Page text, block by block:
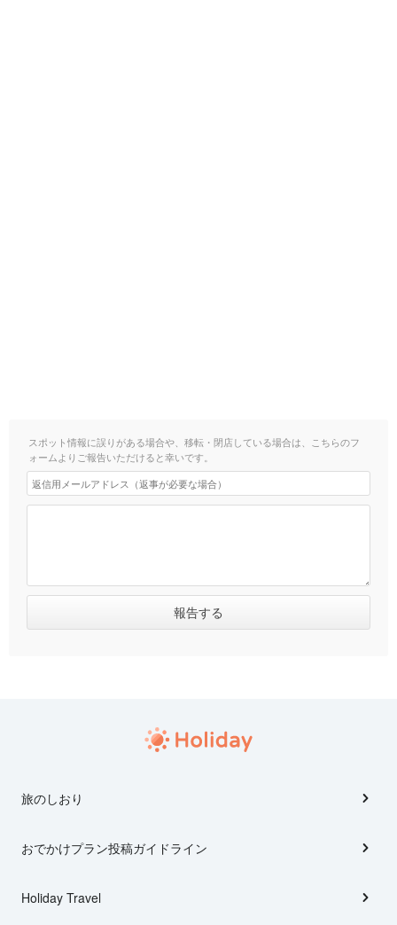
スポット情報に誤りがある場合や、移転・閉店している場合は、こちらのフ
ォームよりご報告いただけると幸いです。
旅のしおり
おでかけプラン投稿ガイドライン
Holiday Travel